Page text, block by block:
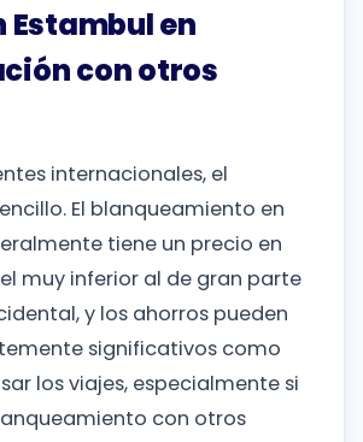
Estambul en
con otros
internacionales, el
El blanqueamiento en
tiene un precio en
muy inferior al de gran parte
y los ahorros pueden
significativos como
los viajes, especialmente si
con otros